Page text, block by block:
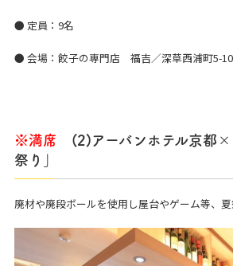
● 定員：9名
● 会場：餃子の専門店 福吉／深草西浦町5-10
※満席 (2)アーバンホテル京都×
祭り」
廃材や廃段ボールを使用し屋台やゲーム等、夏